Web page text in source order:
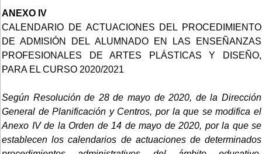
ANEXO IV
CALENDARIO DE ACTUACIONES DEL PROCEDIMIENTO
DE ADMISIÓN DEL ALUMNADO EN LAS ENSEÑANZAS
PROFESIONALES DE ARTES PLÁSTICAS Y DISEÑO,
PARA EL CURSO 2020/2021
Según Resolución de 28 de mayo de 2020, de la Dirección
General de Planificación y Centros, por la que se modifica el
Anexo IV de la Orden de 14 de mayo de 2020, por la que se
establecen los calendarios de actuaciones de determinados